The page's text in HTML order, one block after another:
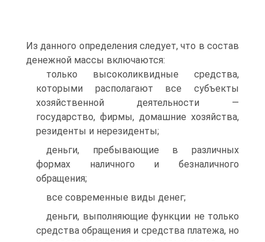
Из данного определения следует, что в состав
денежной массы включаются:
только высоколиквидные средства,
которыми располагают все субъекты
хозяйственной деятельности —
государство, фирмы, домашние хозяйства,
резиденты и нерезиденты;
деньги, пребывающие в различных
формах наличного и безналичного
обращения;
все современные виды денег;
деньги, выполняющие функции не только
средства обращения и средства платежа, но